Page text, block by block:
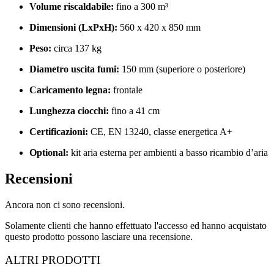
Volume riscaldabile: fino a 300 m³
Dimensioni (LxPxH): 560 x 420 x 850 mm
Peso: circa 137 kg
Diametro uscita fumi: 150 mm (superiore o posteriore)
Caricamento legna: frontale
Lunghezza ciocchi: fino a 41 cm
Certificazioni: CE, EN 13240, classe energetica A+
Optional: kit aria esterna per ambienti a basso ricambio d’aria
Recensioni
Ancora non ci sono recensioni.
Solamente clienti che hanno effettuato l'accesso ed hanno acquistato
questo prodotto possono lasciare una recensione.
ALTRI PRODOTTI